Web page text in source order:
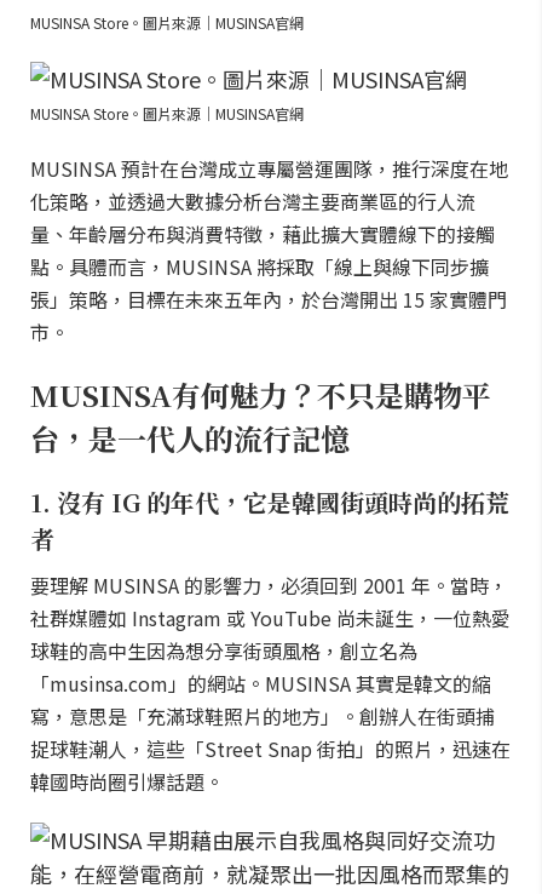
MUSINSA Store。圖片來源｜MUSINSA官網
MUSINSA Store。圖片來源｜MUSINSA官網
MUSINSA 預計在台灣成立專屬營運團隊，推行深度在地
化策略，並透過大數據分析台灣主要商業區的行人流
量、年齡層分布與消費特徵，藉此擴大實體線下的接觸
點。具體而言，MUSINSA 將採取「線上與線下同步擴
張」策略，目標在未來五年內，於台灣開出 15 家實體門
市。
MUSINSA有何魅力？不只是購物平
台，是一代人的流行記憶
1. 沒有 IG 的年代，它是韓國街頭時尚的拓荒
者
要理解 MUSINSA 的影響力，必須回到 2001 年。當時，
社群媒體如 Instagram 或 YouTube 尚未誕生，一位熱愛
球鞋的高中生因為想分享街頭風格，創立名為
「musinsa.com」的網站。MUSINSA 其實是韓文的縮
寫，意思是「充滿球鞋照片的地方」。創辦人在街頭捕
捉球鞋潮人，這些「Street Snap 街拍」的照片，迅速在
韓國時尚圈引爆話題。